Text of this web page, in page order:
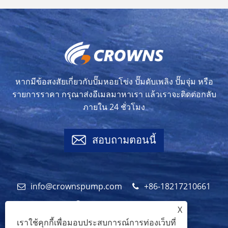
หากมีข้อสงสัยเกี่ยวกับปั๊มหอยโข่ง ปั๊มดับเพลิง ปั๊มจุ่ม หรือ
รายการราคา กรุณาส่งอีเมลมาหาเรา แล้วเราจะติดต่อกลับ
ภายใน 24 ชั่วโมง
สอบถามตอนนี้
+86-18217210661
info@crownspump.com
+86-18217210661
X
เราใช้คุกกี้เพื่อมอบประสบการณ์การท่องเว็บที่